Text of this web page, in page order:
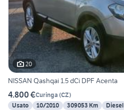
20
NISSAN Qashqai 1.5 dCi DPF Acenta
4.800 €Curinga (CZ)
Usato
10/2010 309053 Km Diesel